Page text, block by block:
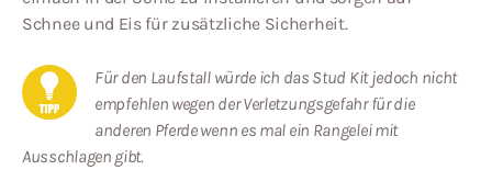
Schnee und Eis für zusätzliche Sicherheit.
Für den Laufstall würde ich das Stud Kit jedoch nicht
empfehlen wegen der Verletzungsgefahr für die
anderen Pferde wenn es mal ein Rangelei mit
Ausschlagen gibt.